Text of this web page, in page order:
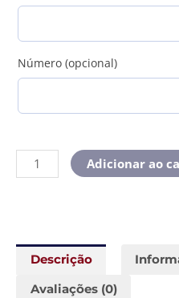
Número (opcional)
Adicionar ao
Descrição
Avaliações (0)